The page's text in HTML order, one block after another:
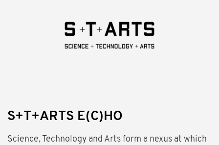
S+T+ARTS E(C)HO
Science, Technology and Arts form a nexus at which